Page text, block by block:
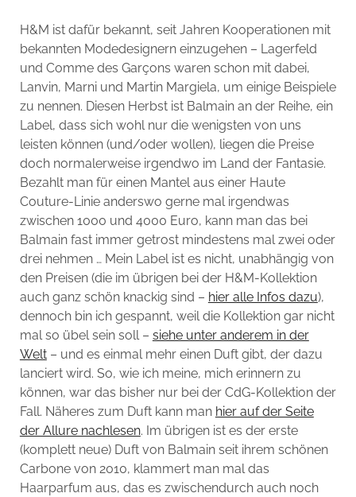
H&M ist dafür bekannt, seit Jahren Kooperationen mit
bekannten Modedesignern einzugehen – Lagerfeld
und Comme des Garçons waren schon mit dabei,
Lanvin, Marni und Martin Margiela, um einige Beispiele
zu nennen. Diesen Herbst ist Balmain an der Reihe, ein
Label, dass sich wohl nur die wenigsten von uns
leisten können (und/oder wollen), liegen die Preise
doch normalerweise irgendwo im Land der Fantasie.
Bezahlt man für einen Mantel aus einer Haute
Couture-Linie anderswo gerne mal irgendwas
zwischen 1000 und 4000 Euro, kann man das bei
Balmain fast immer getrost mindestens mal zwei oder
drei nehmen … Mein Label ist es nicht, unabhängig von
den Preisen (die im übrigen bei der H&M-Kollektion
auch ganz schön knackig sind – hier alle Infos dazu),
dennoch bin ich gespannt, weil die Kollektion gar nicht
mal so übel sein soll – siehe unter anderem in der
Welt– und es einmal mehr einen Duft gibt, der dazu
lanciert wird. So, wie ich meine, mich erinnern zu
können, war das bisher nur bei der CdG-Kollektion der
Fall. Näheres zum Duft kann man hier auf der Seite
der Allure nachlesen. Im übrigen ist es der erste
(komplett neue) Duft von Balmain seit ihrem schönen
Carbone von 2010, klammert man mal das
Haarparfum aus, das es zwischendurch auch noch